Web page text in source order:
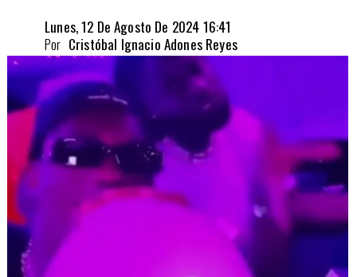
Lunes, 12 De Agosto De 2024 16:41
Cristóbal Ignacio Adones Reyes
Por